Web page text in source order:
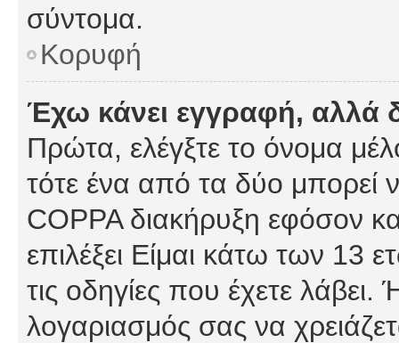
σύντομα.
Κορυφή
Έχω κάνει εγγραφή,
Πρώτα, ελέγξτε το όνομα
τότε ένα από τα δύο μπορεί
COPPA διακήρυξη εφόσον
επιλέξει Είμαι κάτω των 13
τις οδηγίες που έχετε λάβει.
λογαριασμός σας να